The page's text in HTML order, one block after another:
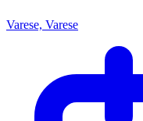
Varese, Varese